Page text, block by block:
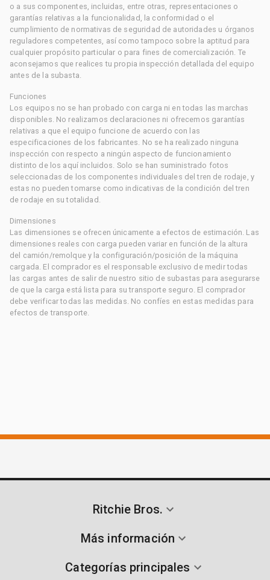
o a sus componentes, incluidas, entre otras, representaciones o
garantías relativas a la funcionalidad, la conformidad o el
cumplimiento de normativas de seguridad de autoridades u órganos
reguladores competentes, así como tampoco sobre la aptitud para
cualquier propósito particular o para fines de comercialización. Te
aconsejamos que realices tu propia inspección detallada del equipo
antes de la subasta.
Funciones
Los equipos no se han probado con carga ni en todas las marchas
disponibles. No realizamos declaraciones ni ofrecemos garantías
relativas a que el equipo funcione de acuerdo con las
especificaciones de los fabricantes. No se ha realizado ninguna
inspección con respecto a ningún aspecto de funcionamiento
distinto de los aquí incluidos. Solo se han suministrado fotos
seleccionadas de los componentes individuales del tren de rodaje, y
estas no pueden tomarse como indicativas de la condición del tren
de rodaje en su totalidad.
Dimensiones
Las dimensiones se ofrecen únicamente a efectos de estimación. Las
dimensiones reales con carga pueden variar en función de la altura
del camión/remolque y la configuración/posición de la máquina
cargada. El comprador es el responsable exclusivo de medir todas
las cargas antes de salir de nuestro sitio de subastas para asegurarse
de que la carga está lista para su transporte seguro. El comprador
debe verificar todas las medidas. No confíes en estas medidas para
efectos de transporte.
Ritchie Bros.
Más información
Categorías principales